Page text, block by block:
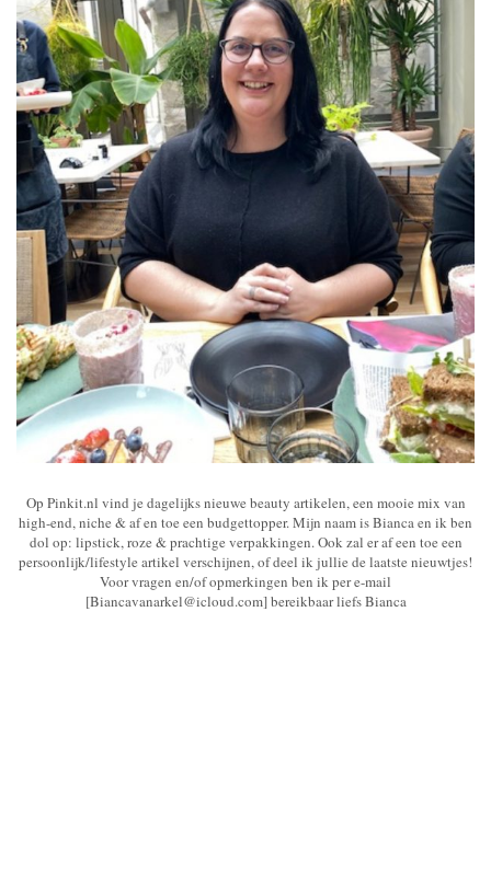
Op Pinkit.nl vind je dagelijks nieuwe beauty artikelen, een mooie mix van
high-end, niche & af en toe een budgettopper. Mijn naam is Bianca en ik ben
dol op: lipstick, roze & prachtige verpakkingen. Ook zal er af een toe een
persoonlijk/lifestyle artikel verschijnen, of deel ik jullie de laatste nieuwtjes!
Voor vragen en/of opmerkingen ben ik per e-mail
[Biancavanarkel@icloud.com] bereikbaar liefs Bianca